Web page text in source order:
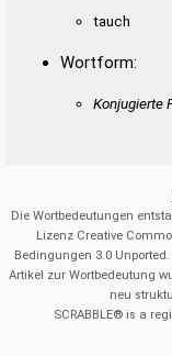
tauch
Wortform:
Konjugierte
Die Wortbedeutungen
Lizenz Creative
Bedingungen 3.0
Artikel zur Wortbedeutung
neu
SCRABBLE® is a